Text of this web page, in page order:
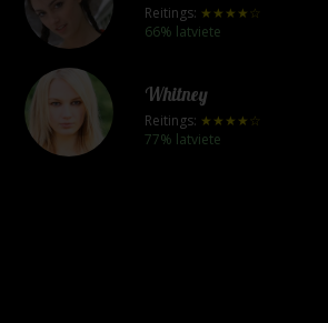
Reitings: ★★★★☆
66% latviete
Whitney
Reitings: ★★★★☆
77% latviete